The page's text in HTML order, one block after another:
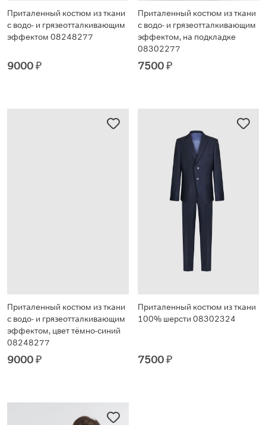
Приталенный костюм из ткани
с водо- и грязеотталкивающим
эффектом 08248277
9000₽
Приталенный костюм из ткани
с водо- и грязеотталкивающим
эффектом, на подкладке
08302277
7500₽
Приталенный костюм из ткани
с водо- и грязеотталкивающим
эффектом, цвет тёмно-синий
08248277
9000₽
Приталенный костюм из ткани
100% шерсти 08302324
7500₽